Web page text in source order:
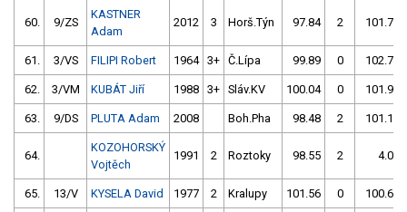
60. 9/ZS
KASTNER
Adam
2012 3 Horš.Týn 97.84 2 101.73
61. 3/VS FILIPI Robert 1964 3+ Č.Lípa 99.89 0 102.76
62. 3/VM KUBÁT Jiří 1988 3+ Sláv.KV 100.04 0 101.94
63. 9/DS PLUTA Adam 2008 Boh.Pha 98.48 2 101.13
64.
KOZOHORSKÝ
Vojtěch
1991 2 Roztoky 98.55 2 4.00
65. 13/V KYSELA David 1977 2 Kralupy 101.56 0 100.61